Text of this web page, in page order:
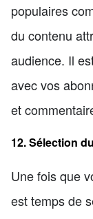
populaires
du contenu
audience. Il
avec vos
et
12. Sélection
Une fois que
est temps de